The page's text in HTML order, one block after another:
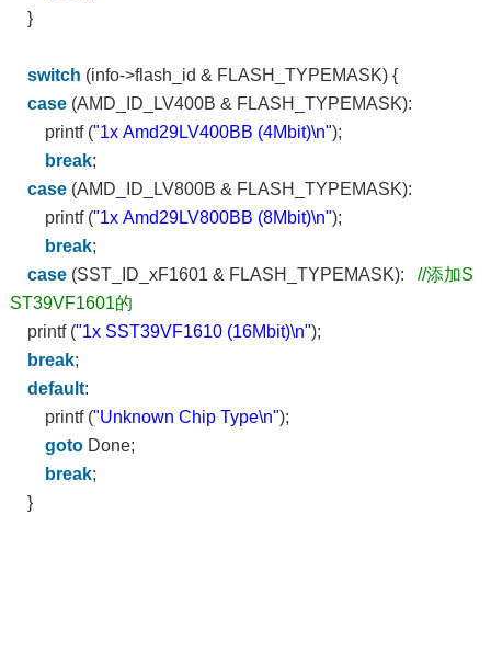
}
switch (info->flash_id & FLASH_TYPEMASK) {
case(AMD_ID_LV400B & FLASH_TYPEMASK):
printf ("1x Amd29LV400BB (4Mbit)\n");
break;
case(AMD_ID_LV800B & FLASH_TYPEMASK):
printf ("1x Amd29LV800BB (8Mbit)\n");
break;
case(SST_ID_xF1601 & FLASH_TYPEMASK): //添加S
ST39VF1601的
printf ("1x SST39VF1610 (16Mbit)\n");
break;
default:
printf ("Unknown Chip Type\n");
gotoDone;
break;
}